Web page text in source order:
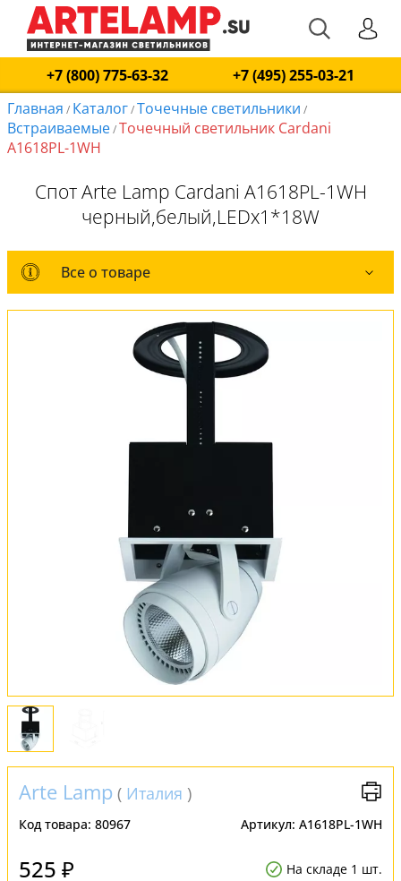
+7 (800) 775-63-32
+7 (495) 255-03-21
Главная / Каталог/Точечные светильники /
Встраиваемые/Точечный светильник Cardani
A1618PL-1WH
Спот Arte Lamp Cardani A1618PL-1WH
черный,белый,LEDx1*18W
Все о товаре
Все о товаре
Комплект лампочек
Оплата и доставка
Обмен и возврат
Установка
Arte Lamp ( Италия )
Код товара: 80967 Артикул: A1618PL-1WH
525 ₽ На складе 1 шт.